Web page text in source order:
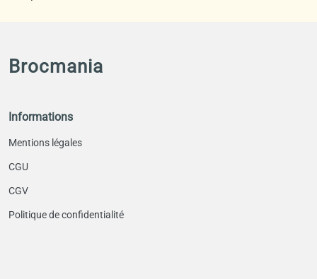
Brocmania
Informations
Mentions légales
CGU
CGV
Politique de confidentialité